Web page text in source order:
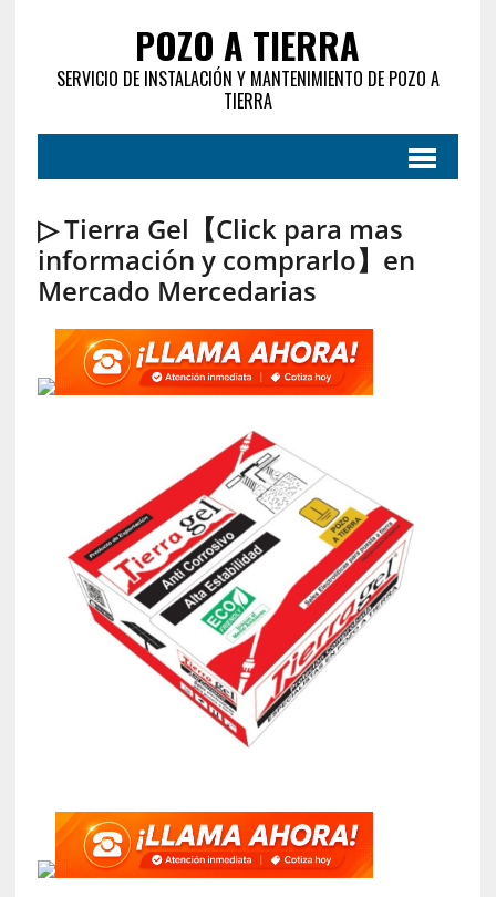
POZO A TIERRA
SERVICIO DE INSTALACIÓN Y MANTENIMIENTO DE POZO A
TIERRA
▷ Tierra Gel【Click para mas
información y comprarlo】en
Mercado Mercedarias